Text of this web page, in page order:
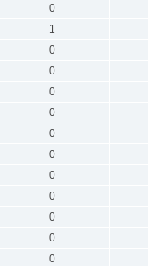
0
1
0
0
0
0
0
0
0
0
0
0
0